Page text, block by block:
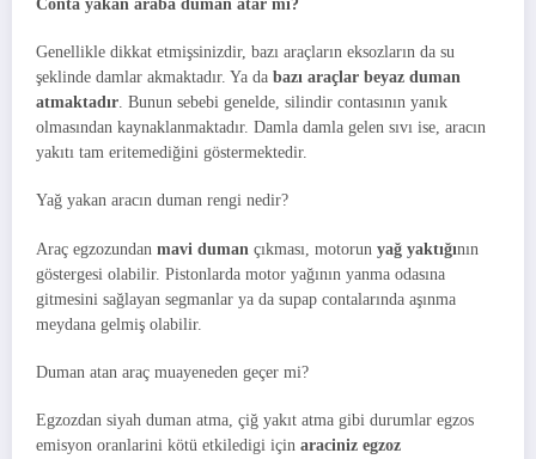
Conta yakan araba duman atar mı?
Genellikle dikkat etmişsinizdir, bazı araçların eksozların da su
şeklinde damlar akmaktadır. Ya da bazı araçlar beyaz duman
atmaktadır. Bunun sebebi genelde, silindir contasının yanık
olmasından kaynaklanmaktadır. Damla damla gelen sıvı ise, aracın
yakıtı tam eritemediğini göstermektedir.
Yağ yakan aracın duman rengi nedir?
Araç egzozundan mavi duman çıkması, motorun yağ yaktığının
göstergesi olabilir. Pistonlarda motor yağının yanma odasına
gitmesini sağlayan segmanlar ya da supap contalarında aşınma
meydana gelmiş olabilir.
Duman atan araç muayeneden geçer mi?
Egzozdan siyah duman atma, çiğ yakıt atma gibi durumlar egzos
emisyon oranlarini kötü etkiledigi için araciniz egzoz